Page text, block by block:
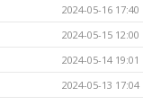
2024-05-16 17:40
2024-05-15 12:00
2024-05-14 19:01
2024-05-13 17:04